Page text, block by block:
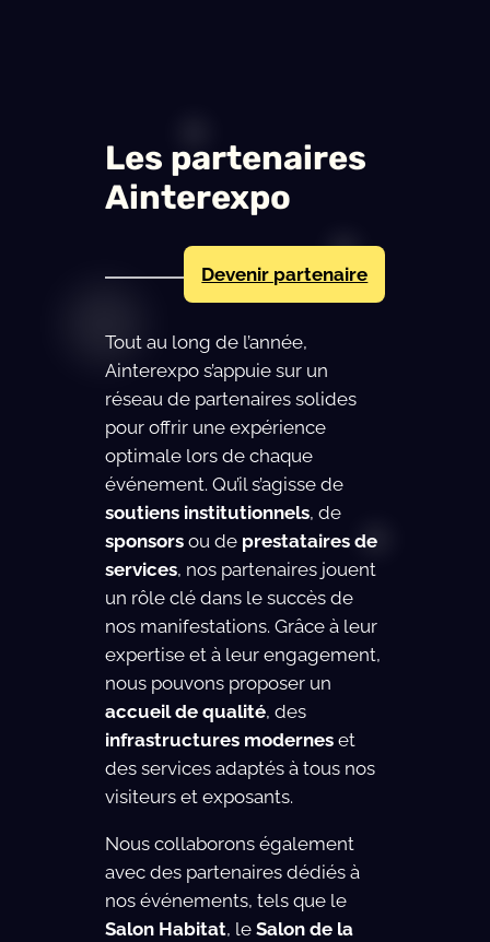
Les partenaires
Ainterexpo
Devenir partenaire
Tout au long de l’année,
Ainterexpo s’appuie sur un
réseau de partenaires solides
pour offrir une expérience
optimale lors de chaque
événement. Qu’il s’agisse de
soutiens institutionnels, de
sponsors ou de prestataires de
services, nos partenaires jouent
un rôle clé dans le succès de
nos manifestations. Grâce à leur
expertise et à leur engagement,
nous pouvons proposer un
accueil de qualité, des
infrastructures moderneset
des services adaptés à tous nos
visiteurs et exposants.
Nous collaborons également
avec des partenaires dédiés à
nos événements, tels que le
Salon Habitat, le Salon de la